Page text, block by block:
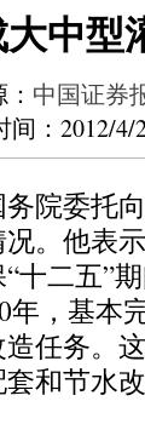
中型
中国证券
：2012/4/
院委托
。他表
十二五”
年，基本
任务。
和节水